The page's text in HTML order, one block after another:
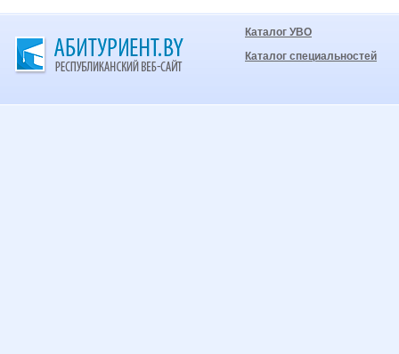
Каталог УВО
Каталог специальностей